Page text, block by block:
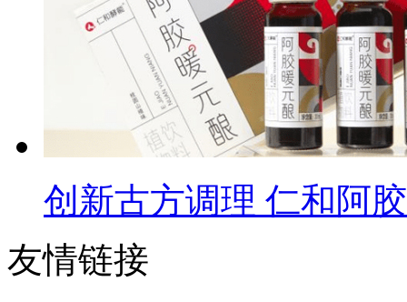
创新古方调理 仁和阿
友情链接